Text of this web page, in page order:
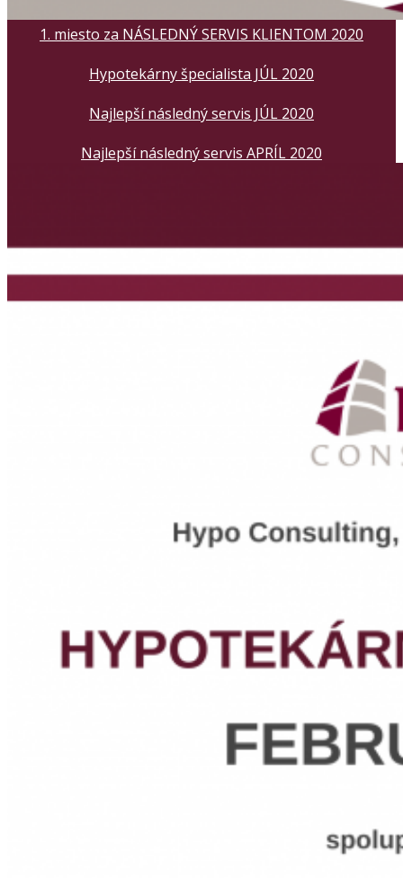
1. miesto za NÁSLEDNÝ SERVIS KLIENTOM 2020
Hypotekárny špecialista JÚL 2020
Najlepší následný servis JÚL 2020
Najlepší následný servis APRÍL 2020